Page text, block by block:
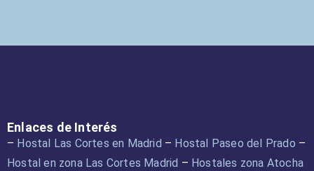
Enlaces de Interés
– Hostal Las Cortes en Madrid – Hostal Paseo del Prado –
Hostal en zona Las Cortes Madrid – Hostales zona Atocha